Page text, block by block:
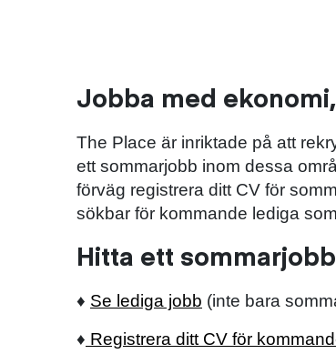
Jobba med
The Place är inriktade på att
ett sommarjobb inom dessa
förväg registrera ditt CV för
sökbar för kommande lediga
Hitta ett
♦ Se lediga jobb (inte bara
♦ Registrera ditt CV för